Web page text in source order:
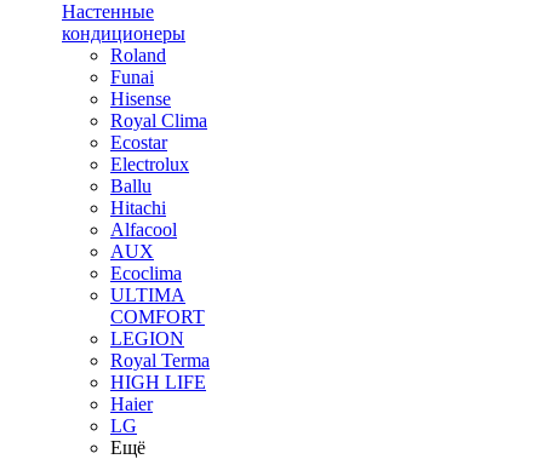
Настенные
кондиционеры
Roland
Funai
Hisense
Royal Clima
Ecostar
Electrolux
Ballu
Hitachi
Alfacool
AUX
Ecoclima
ULTIMA
COMFORT
LEGION
Royal Terma
HIGH LIFE
Haier
LG
Ещё